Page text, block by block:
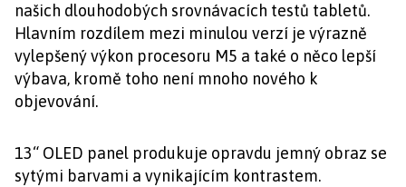
našich dlouhodobých srovnávacích testů tabletů.
Hlavním rozdílem mezi minulou verzí je výrazně
vylepšený výkon procesoru M5 a také o něco lepší
výbava, kromě toho není mnoho nového k
objevování.
13“ OLED panel produkuje opravdu jemný obraz se
sytými barvami a vynikajícím kontrastem.